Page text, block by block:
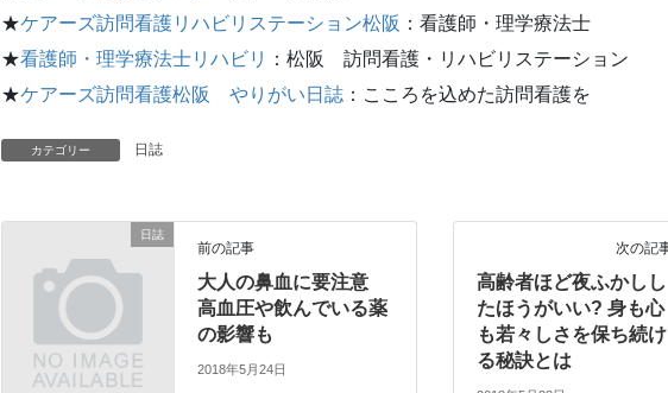
★ケアーズ訪問看護リハビリステーション松阪 ：看護師・理学療法士
★看護師・理学療法士リハビリ
：松阪 訪問看護・リハビリステーション
★ケアーズ訪問看護松阪 やりがい日誌 ：こころを込めた訪問看護を
カテゴリー 日誌
日誌
前の記事
大人の鼻血に要注意
高血圧や飲んでいる薬
の影響も
2018年5月24日
次の記
高齢者ほど夜ふかしし
たほうがいい? 身も心
も若々しさを保ち続け
る秘訣とは